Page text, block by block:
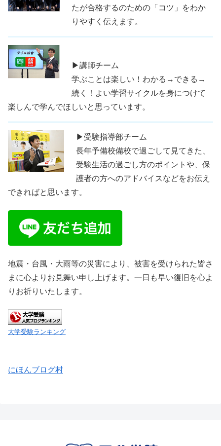
たが合格するのための「コツ」をわか
りやすく伝えます。
▶講師チーム
学ぶことは楽しい！わかる→できる→
続く！よい学習サイクルを身につけて
楽しんで学んでほしいと思っています。
▶受験指導部チーム
長年予備校備校で過ごして見てきた、
受験生活の過ごし方のポイントや、保
護者の方へのアドバイスなどをお伝え
できればと思います。
地震・台風・大雨等の災害により、被害を受けられた皆さ
まに心よりお見舞い申し上げます。一日も早い復旧を心よ
りお祈りいたします。
大学受験ランキング
にほんブログ村